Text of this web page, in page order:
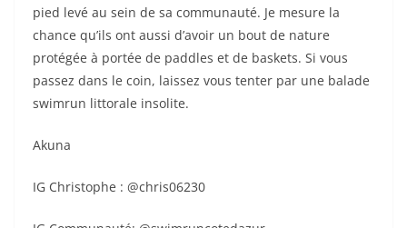
pied levé au sein de sa communauté. Je mesure la
chance qu’ils ont aussi d’avoir un bout de nature
protégée à portée de paddles et de baskets. Si vous
passez dans le coin, laissez vous tenter par une balade
swimrun littorale insolite.
Akuna
IG Christophe : @chris06230